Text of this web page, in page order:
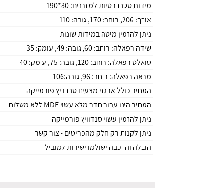
מידות סטנדרטיות למזרנים: 80*190
אורך: 206, רוחב: 170, גובה: 110
ניתן להזמין מיטה במידות שונות
שידה רפאלה: רוחב: 60, גובה: 49, עומק: 35
טואלט רפאלה: רוחב: 120, גובה: 75, עומק: 40
מראה רפאלה: רוחב: 96, גובה:106
המחיר כולל ארגזי מצעים סנדוויץ פורמייקה
המחיר הינו עבור חדר מלא עשוי MDF ללא משלוח
ניתן להזמין עשוי סנדוויץ פורמייקה
ניתן לקנות רק חלק מהפריטים - צור קשר
הובלה והרכבה ישולמו ישירות למוביל